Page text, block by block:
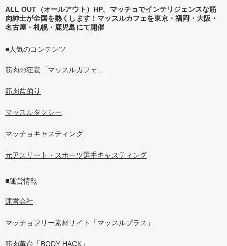
ALL OUT（オールアウト）HP。マッチョでインテリジェンスな筋
肉紳士が全国を熱くします！マッスルカフェを東京・福岡・大阪・
名古屋・札幌・鹿児島にて開催
■人気のコンテンツ
筋肉の狂宴「マッスルカフェ」
筋肉盆踊り
マッスルタクシー
マッチョキャスティング
元アスリート・スポーツ選手キャスティング
■運営情報
運営会社
マッチョフリー素材サイト「マッスルプラス」
筋肉革命「BODY HACK」